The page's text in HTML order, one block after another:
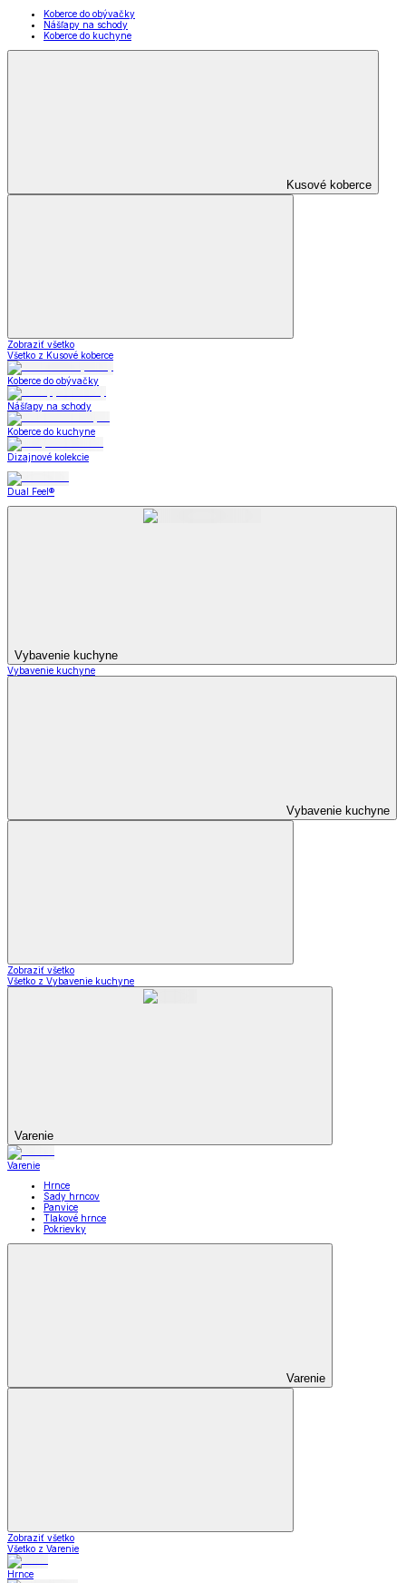
Koberce do obývačky
Nášľapy na schody
Koberce do kuchyne
Kusové koberce
Zobraziť všetko
Všetko z Kusové koberce
Koberce do obývačky
Nášľapy na schody
Koberce do kuchyne
Dizajnové kolekcie
Dual Feel®
Vybavenie kuchyne
Vybavenie kuchyne
Vybavenie kuchyne
Zobraziť všetko
Všetko z Vybavenie kuchyne
Varenie
Varenie
Hrnce
Sady hrncov
Panvice
Tlakové hrnce
Pokrievky
Varenie
Zobraziť všetko
Všetko z Varenie
Hrnce